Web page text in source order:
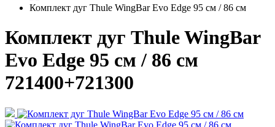
Комплект дуг Thule WingBar Evo Edge 95 см / 86 см
Комплект дуг Thule WingBar
Evo Edge 95 см / 86 см
721400+721300